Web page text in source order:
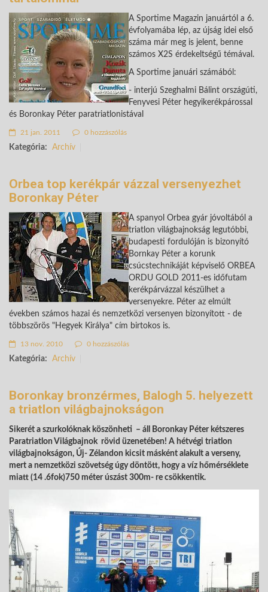
A Sportime Magazin januártól a 6.
évfolyamába lép, az újság idei első
száma már meg is jelent, benne
számos X2S érdekeltségű témával.
A Sportime januári számából:
- interjú Szeghalmi Bálint országúti,
Fenyvesi Péter hegyikerékpárossal
és Boronkay Péter paratriatlonistával
21 jan. 2011 0 hozzászólás
Kategória: Archív
Orbea top kerékpár vázzal versenyezhet
Boronkay Péter
A spanyol Orbea gyár jóvoltából a
triatlon világbajnokság legutóbbi,
budapesti fordulóján is bizonyító
Bornkay Péter a korunk
csúcstechnikáját képviselő ORBEA
ORDU GOLD 2011-es időfutam
kerékpárvázzal készülhet a
versenyekre. Péter az elmúlt
években számos hazai és nemzetközi versenyen bizonyított - de
többszörös "Hegyek Királya" cím birtokos is.
13 nov. 2010 0 hozzászólás
Kategória: Archív
Boronkay bronzérmes, Balogh 5. helyezett
a triatlon világbajnokságon
Sikerét a szurkolóknak köszönheti – áll Boronkay Péter kétszeres
Paratriatlon Világbajnok rövid üzenetében! A hétvégi triatlon
világbajnokságon, Új- Zélandon kicsit másként alakult a verseny,
mert a nemzetközi szövetség úgy döntött, hogy a víz hőmérséklete
miatt (14 .6fok)750 méter úszást 300m- re csökkentik.